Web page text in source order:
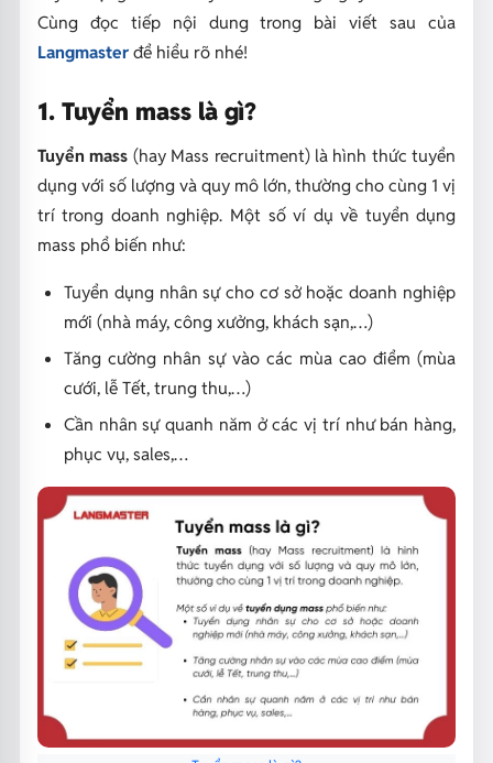
Cùng đọc tiếp nội dung trong bài viết sau của
Langmaster để hiểu rõ nhé!
1. Tuyển mass là gì?
Tuyển mass (hay Mass recruitment) là hình thức tuyển
dụng với số lượng và quy mô lớn, thường cho cùng 1 vị
trí trong doanh nghiệp. Một số ví dụ về tuyển dụng
mass phổ biến như:
Tuyển dụng nhân sự cho cơ sở hoặc doanh nghiệp
mới (nhà máy, công xưởng, khách sạn,…)
Tăng cường nhân sự vào các mùa cao điểm (mùa
cưới, lễ Tết, trung thu,…)
Cần nhân sự quanh năm ở các vị trí như bán hàng,
phục vụ, sales,…